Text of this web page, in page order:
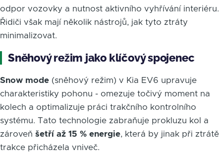
odpor vozovky a nutnost aktivního vyhřívání interiéru.
Řidiči však mají několik nástrojů, jak tyto ztráty
minimalizovat.
Sněhový režim jako klíčový spojenec
Snow mode (sněhový režim) v Kia EV6 upravuje
charakteristiky pohonu - omezuje točivý moment na
kolech a optimalizuje práci trakčního kontrolního
systému. Tato technologie zabraňuje prokluzu kol a
zároveň šetří až 15 % energie, která by jinak při ztrátě
trakce přicházela vniveč.